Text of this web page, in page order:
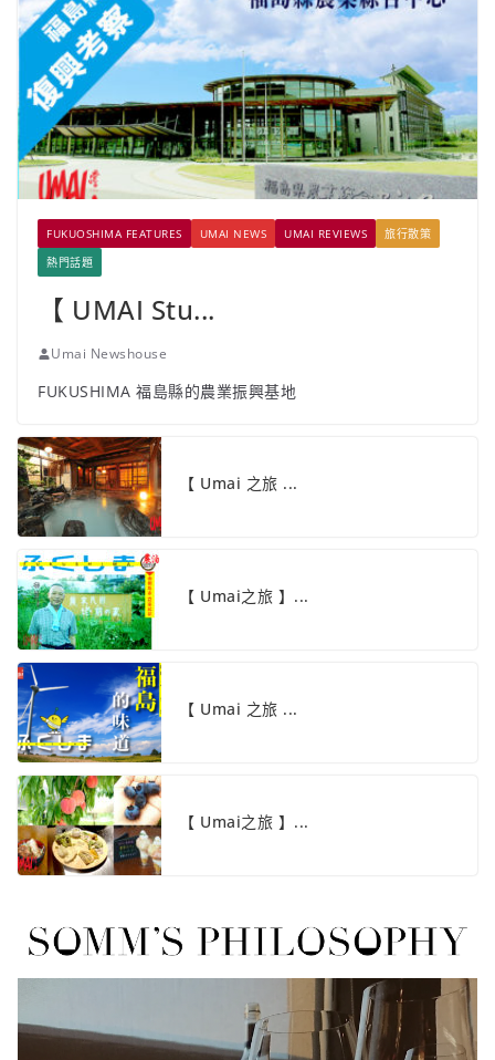
FUKUOSHIMA FEATURES UMAI NEWS UMAI REVIEWS
旅行散策
熱門話題
【 UMAI Stu...
Umai Newshouse
FUKUSHIMA 福島縣的農業振興基地
【 Umai 之旅 ...
【 Umai之旅 】...
【 Umai 之旅 ...
【 Umai之旅 】...